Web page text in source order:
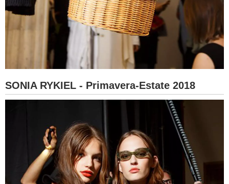
SONIA RYKIEL - Primavera-Estate 2018